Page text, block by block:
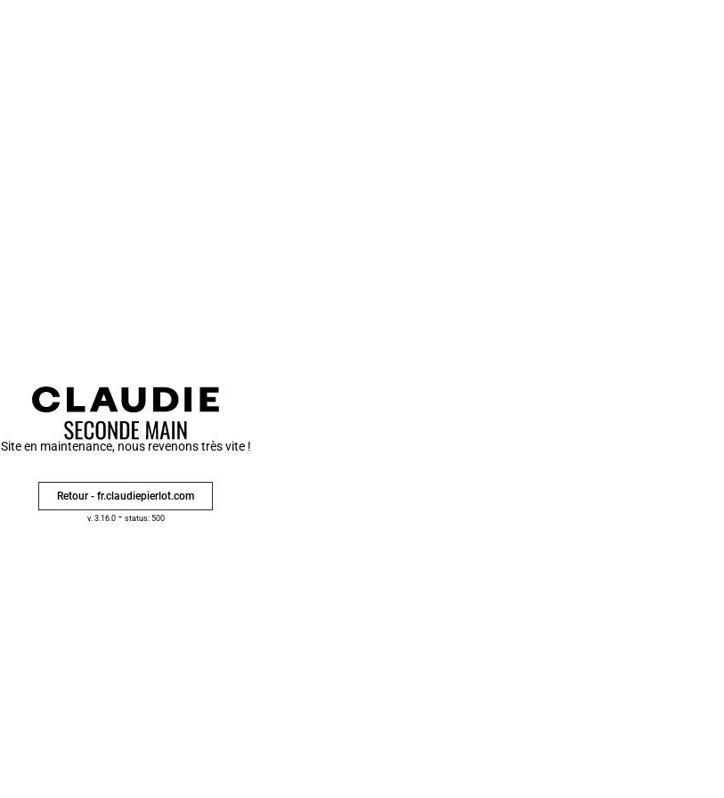
Site en maintenance, nous revenons très vite !
Retour - fr.claudiepierlot.com
v. 3.16.0- status: 500